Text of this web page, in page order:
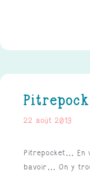
22 août 2013
Pitrepocket… En
bavoir… On y